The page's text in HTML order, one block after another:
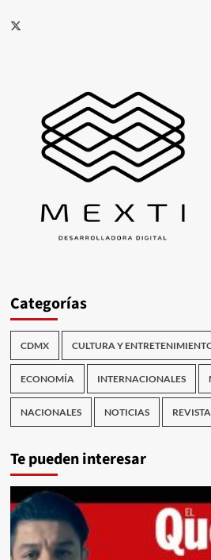
X
Categorías
CDMX CULTURA Y
ECONOMÍA INTERNACIONALES
NACIONALES NOTICIAS
Te pueden interesar